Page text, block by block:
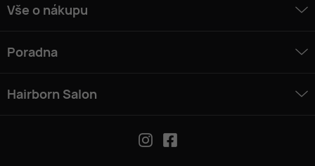
Vše o nákupu
Poradna
Hairborn Salon